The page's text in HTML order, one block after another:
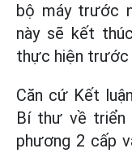
bộ máy trước
này sẽ kết
thực hiện trước
Căn cứ Kết
Bí thư về triển
phương 2 cấp